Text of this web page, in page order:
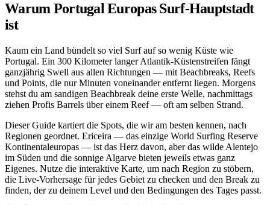
Warum Portugal Europas Surf-Hauptstadt
ist
Kaum ein Land bündelt so viel Surf auf so wenig Küste wie
Portugal. Ein 300 Kilometer langer Atlantik-Küstenstreifen fängt
ganzjährig Swell aus allen Richtungen — mit Beachbreaks, Reefs
und Points, die nur Minuten voneinander entfernt liegen. Morgens
stehst du am sandigen Beachbreak deine erste Welle, nachmittags
ziehen Profis Barrels über einem Reef — oft am selben Strand.
Dieser Guide kartiert die Spots, die wir am besten kennen, nach
Regionen geordnet. Ericeira — das einzige World Surfing Reserve
Kontinentaleuropas — ist das Herz davon, aber das wilde Alentejo
im Süden und die sonnige Algarve bieten jeweils etwas ganz
Eigenes. Nutze die interaktive Karte, um nach Region zu stöbern,
die Live-Vorhersage für jedes Gebiet zu checken und den Break zu
finden, der zu deinem Level und den Bedingungen des Tages passt.